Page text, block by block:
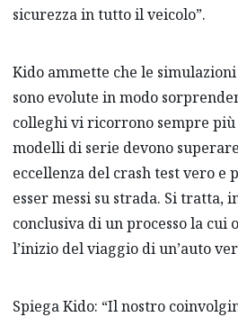
sicurezza in tutto il veicolo”.
Kido ammette che le
sono evolute in modo
colleghi vi ricorrono sempre più
modelli di serie devono
eccellenza del crash test vero
esser messi su strada. Si tratta,
conclusiva di un processo la cui
l’inizio del viaggio di un’auto
Spiega Kido: “Il nostro